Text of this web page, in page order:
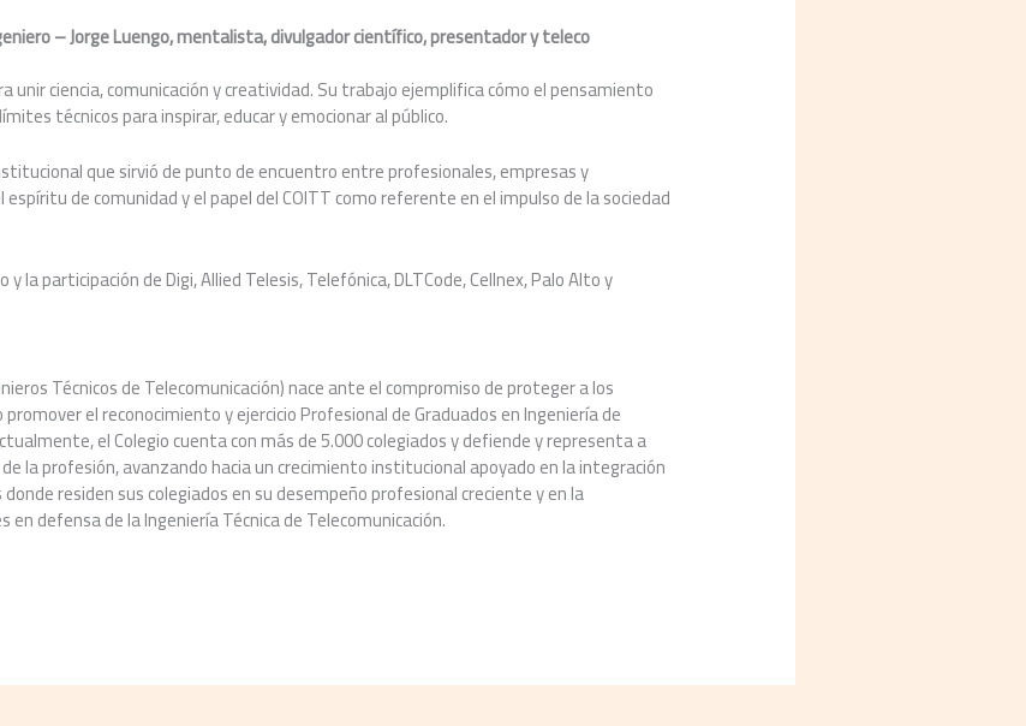
– Jorge Luengo, mentalista, divulgador científico, presentador y teleco
ciencia, comunicación y creatividad. Su trabajo ejemplifica cómo el pensamiento
técnicos para inspirar, educar y emocionar al público.
que sirvió de punto de encuentro entre profesionales, empresas y
de comunidad y el papel del COITT como referente en el impulso de la sociedad
la participación de Digi, Allied Telesis, Telefónica, DLTCode, Cellnex, Palo Alto y
Técnicos de Telecomunicación) nace ante el compromiso de proteger a los
el reconocimiento y ejercicio Profesional de Graduados en Ingeniería de
el Colegio cuenta con más de 5.000 colegiados y defiende y representa a
la profesión, avanzando hacia un crecimiento institucional apoyado en la integración
residen sus colegiados en su desempeño profesional creciente y en la
defensa de la Ingeniería Técnica de Telecomunicación.